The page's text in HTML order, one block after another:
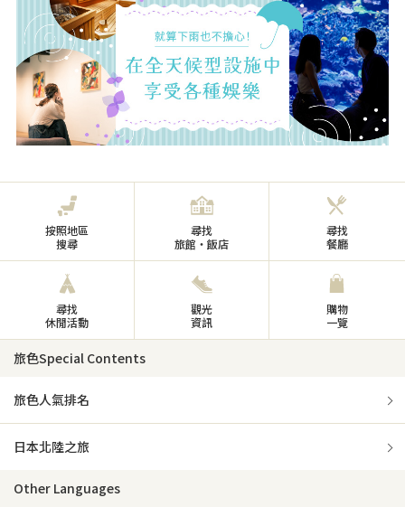
按照地區
搜尋
尋找
旅館・飯店
尋找
餐廳
尋找
休閒活動
觀光
資訊
購物
一覽
旅色Special Contents
旅色人氣排名
日本北陸之旅
Other Languages